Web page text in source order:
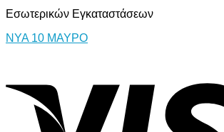
Εσωτερικών Εγκαταστάσεων
ΝΥΑ 10 ΜΑΥΡΟ